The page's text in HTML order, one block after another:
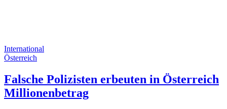
International
Österreich
Falsche Polizisten erbeuten in Österreich
Millionenbetrag